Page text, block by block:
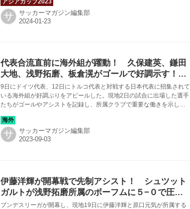
目のシーンを目にしたのは非公開練習の終了直後だった。
サ サッカーマガジン編集部
代表合流直前に海外組が躍動！ 久保建英、鎌田
大地、浅野拓磨、板倉滉がゴールで好調示す！
【日本代表】
9日にドイツ代表、12日にトルコ代表と対戦する日本代表に招集されて
いる海外組が好調ぶりをアピールした。現地2日の試合に出場した選手
たちがゴールやアシストを記録し、所属クラブで重要な働きを示して
サ サッカーマガジン編集部
伊藤洋輝が開幕戦で先制アシスト！ シュツット
ガルトが浅野拓磨所属のボーフムに５−０で圧勝
【ドイツ】
ブンデスリーガが開幕し、現地19日に伊藤洋輝と原口元気が所属する